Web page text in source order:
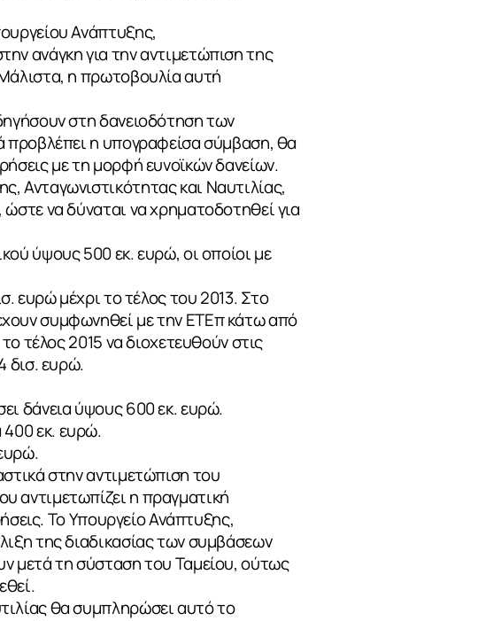
Ανάπτυξης,
ανάγκη για την αντιμετώπιση της
η πρωτοβουλία αυτή
στη δανειοδότηση των
προβλέπει η υπογραφείσα σύμβαση, θα
με τη μορφή ευνοϊκών δανείων.
Ανταγωνιστικότητας και Ναυτιλίας,
να δύναται να χρηματοδοτηθεί για
ύψους 500 εκ. ευρώ, οι οποίοι με
ευρώ μέχρι το τέλος του 2013. Στο
συμφωνηθεί με την ΕΤΕπ κάτω από
τέλος 2015 να διοχετευθούν στις
δισ. ευρώ.
δάνεια ύψους 600 εκ. ευρώ.
εκ. ευρώ.
στην αντιμετώπιση του
αντιμετωπίζει η πραγματική
Το Υπουργείο Ανάπτυξης,
της διαδικασίας των συμβάσεων
μετά τη σύσταση του Ταμείου, ούτως
θα συμπληρώσει αυτό το